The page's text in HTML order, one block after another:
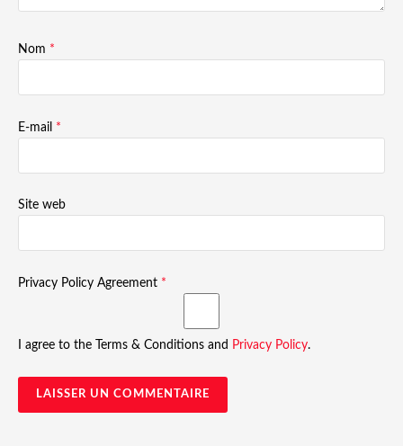
Nom *
E-mail *
Site web
Privacy Policy Agreement *
I agree to the Terms & Conditions and Privacy Policy.